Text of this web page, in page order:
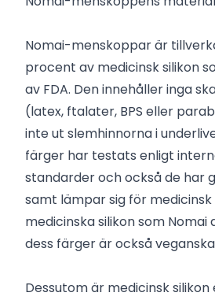
Nomai-menskoppar är
procent av medicinsk silikon
av FDA. Den innehåller inga
(latex, ftalater, BPS eller
inte ut slemhinnorna i
färger har testats enligt
standarder och också de har
samt lämpar sig för medicinsk
medicinska silikon som Nomai
dess färger är också
Dessutom är medicinsk